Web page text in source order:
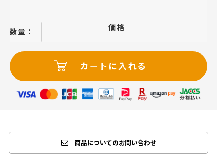
価格
カートに入れる
商品についてのお問い合わせ